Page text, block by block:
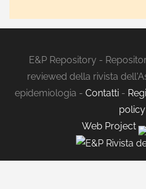
E&P Repository -
reviewed della rivista
epidemiologia - Contatti -
policy
Web Project